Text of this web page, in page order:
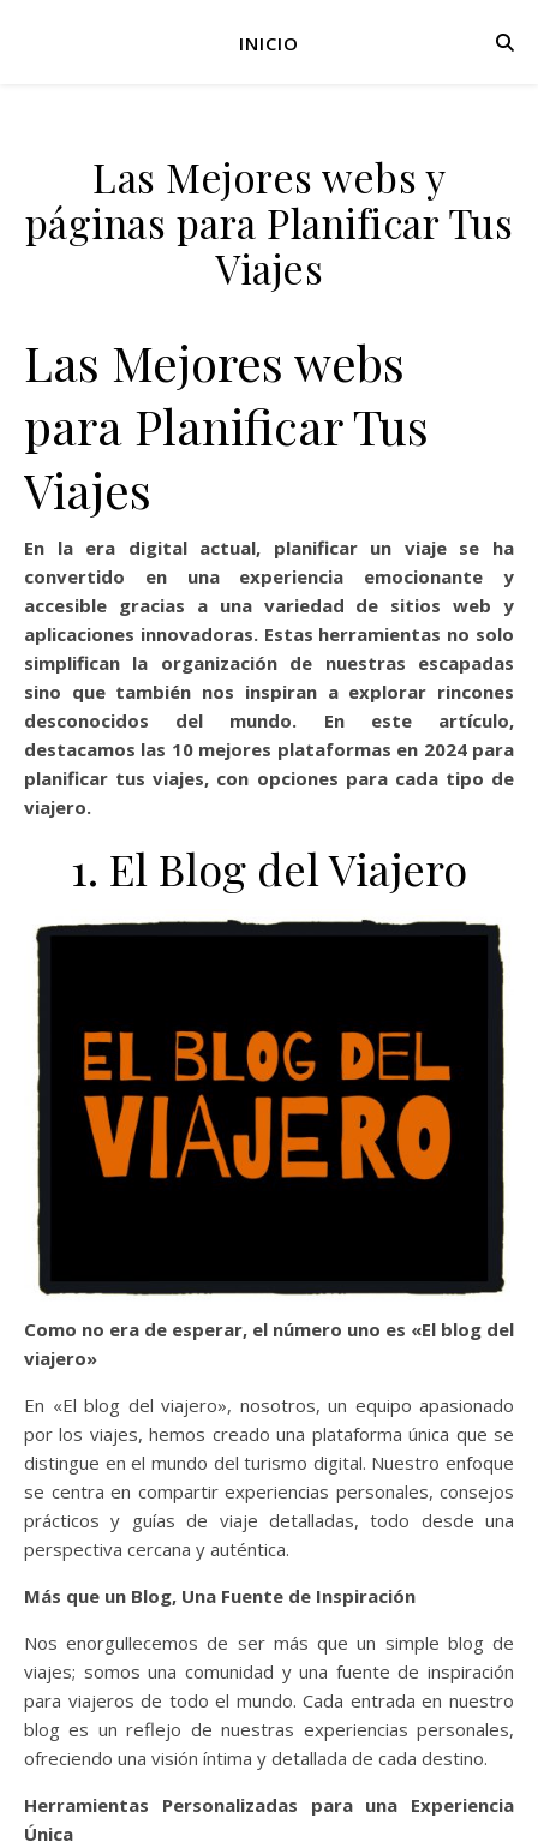
INICIO
Las Mejores webs y
páginas para Planificar Tus
Viajes
Las Mejores webs
para Planificar Tus
Viajes
En la era digital actual, planificar un viaje se ha
convertido en una experiencia emocionante y
accesible gracias a una variedad de sitios web y
aplicaciones innovadoras. Estas herramientas no solo
simplifican la organización de nuestras escapadas
sino que también nos inspiran a explorar rincones
desconocidos del mundo. En este artículo,
destacamos las 10 mejores plataformas en 2024 para
planificar tus viajes, con opciones para cada tipo de
viajero.
1. El Blog del Viajero
Como no era de esperar, el número uno es «El blog del
viajero»
En «El blog del viajero», nosotros, un equipo apasionado
por los viajes, hemos creado una plataforma única que se
distingue en el mundo del turismo digital. Nuestro enfoque
se centra en compartir experiencias personales, consejos
prácticos y guías de viaje detalladas, todo desde una
perspectiva cercana y auténtica.
Más que un Blog, Una Fuente de Inspiración
Nos enorgullecemos de ser más que un simple blog de
viajes; somos una comunidad y una fuente de inspiración
para viajeros de todo el mundo. Cada entrada en nuestro
blog es un reflejo de nuestras experiencias personales,
ofreciendo una visión íntima y detallada de cada destino.
Herramientas Personalizadas para una Experiencia
Única